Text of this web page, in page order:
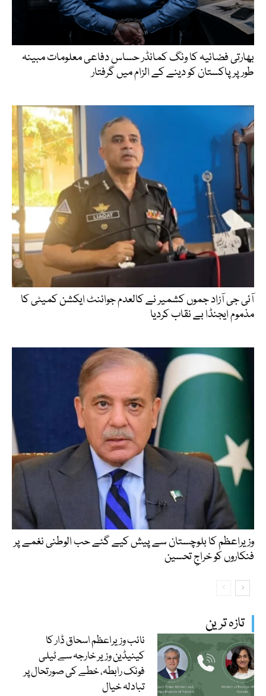
تازہ ترین
نائب وزیراعظم اسحاق ڈار کا
کینیڈین وزیر خارجہ سے ٹیلی
فونک رابطہ، خطے کی صورتحال پر
تبادلہ خیال
بھارتی فضائیہ کا ونگ کمانڈر حساس دفاعی معلومات مبینہ
طور پر پاکستان کو دینے کے الزام میں گرفتار
آئی جی آزاد جموں کشمیر نے کالعدم جوائنٹ ایکشن کمیٹی کا
مذموم ایجنڈا بے نقاب کردیا
وزیراعظم کا بلوچستان سے پیش کیے گئے حب الوطنی نغمے پر
فنکاروں کو خراجِ تحسین